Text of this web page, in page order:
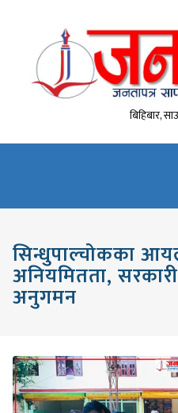
बिहिबार,
सिन्धुपाल्चोकका
अनियमितता,
अनुगमन